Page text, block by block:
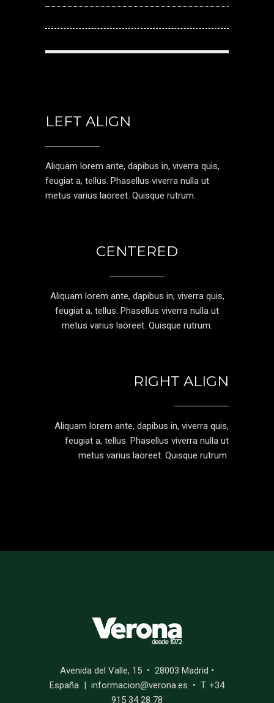
LEFT ALIGN
Aliquam lorem ante, dapibus in, viverra quis,
feugiat a, tellus. Phasellus viverra nulla ut
metus varius laoreet. Quisque rutrum.
CENTERED
Aliquam lorem ante, dapibus in, viverra quis,
feugiat a, tellus. Phasellus viverra nulla ut
metus varius laoreet. Quisque rutrum.
RIGHT ALIGN
Aliquam lorem ante, dapibus in, viverra quis,
feugiat a, tellus. Phasellus viverra nulla ut
metus varius laoreet. Quisque rutrum.
Avenida del Valle, 15 • 28003 Madrid •
España | informacion@verona.es • T. +34
915 34 28 78